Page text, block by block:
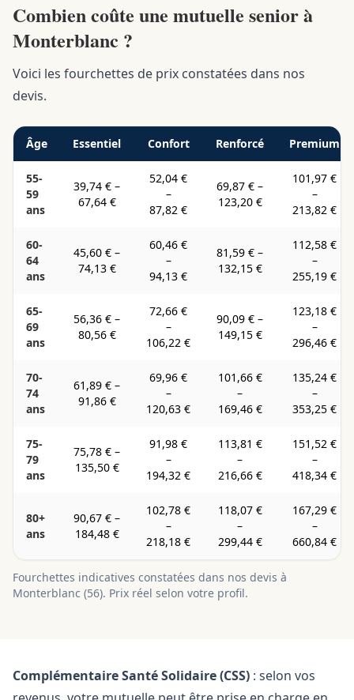
Combien coûte une mutuelle senior à
Monterblanc ?
Voici les fourchettes de prix constatées dans nos
devis.
Âge Essentiel Confort Renforcé Premium
55-
59
ans
39,74 € –
67,64 €
52,04 €
–
87,82 €
69,87 € –
123,20 €
101,97 €
–
213,82 €
60-
64
ans
45,60 € –
74,13 €
60,46 €
–
94,13 €
81,59 € –
132,15 €
112,58 €
–
255,19 €
65-
69
ans
56,36 € –
80,56 €
72,66 €
–
106,22 €
90,09 € –
149,15 €
123,18 €
–
296,46 €
70-
74
ans
61,89 € –
91,86 €
69,96 €
–
120,63 €
101,66 €
–
169,46 €
135,24 €
–
353,25 €
75-
79
ans
75,78 € –
135,50 €
91,98 €
–
194,32 €
113,81 €
–
216,66 €
151,52 €
–
418,34 €
80+
ans
90,67 € –
184,48 €
102,78 €
–
218,18 €
118,07 €
–
299,44 €
167,29 €
–
660,84 €
Fourchettes indicatives constatées dans nos devis à
Monterblanc (56). Prix réel selon votre profil.
Complémentaire Santé Solidaire (CSS) : selon vos